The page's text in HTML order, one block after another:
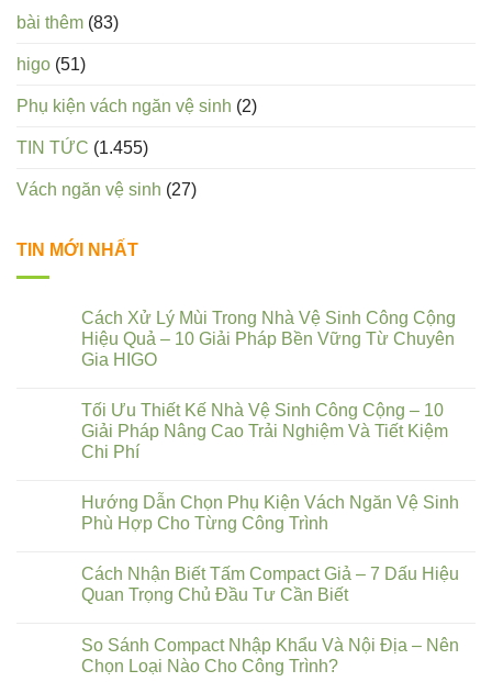
bài thêm (83)
higo (51)
Phụ kiện vách ngăn vệ sinh (2)
TIN TỨC (1.455)
Vách ngăn vệ sinh (27)
TIN MỚI NHẤT
Cách Xử Lý Mùi Trong Nhà Vệ Sinh Công Cộng
Hiệu Quả – 10 Giải Pháp Bền Vững Từ Chuyên
Gia HIGO
Tối Ưu Thiết Kế Nhà Vệ Sinh Công Cộng – 10
Giải Pháp Nâng Cao Trải Nghiệm Và Tiết Kiệm
Chi Phí
Hướng Dẫn Chọn Phụ Kiện Vách Ngăn Vệ Sinh
Phù Hợp Cho Từng Công Trình
Cách Nhận Biết Tấm Compact Giả – 7 Dấu Hiệu
Quan Trọng Chủ Đầu Tư Cần Biết
So Sánh Compact Nhập Khẩu Và Nội Địa – Nên
Chọn Loại Nào Cho Công Trình?